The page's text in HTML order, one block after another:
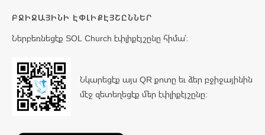
ԲՋԻՋԱՅԻՆԻ ԷՓԼԻՔԷՅՇԸՆՆԵՐ
Ներբեռնեցէք SOL Church էփլիքէյշընը հիմա՛։
Նկարեցէք այս QR քոտը եւ ձեր բջիջայինին
մէջ զետեղեցէք մեր էփլիքէյշընը: